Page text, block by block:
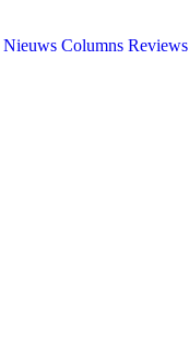
Nieuws Columns Reviews